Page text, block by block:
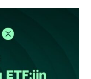
kirjautua